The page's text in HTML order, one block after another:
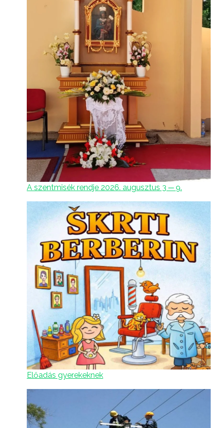
A szentmisék rendje 2026. augusztus 3 ─ 9.
Előadás gyerekeknek